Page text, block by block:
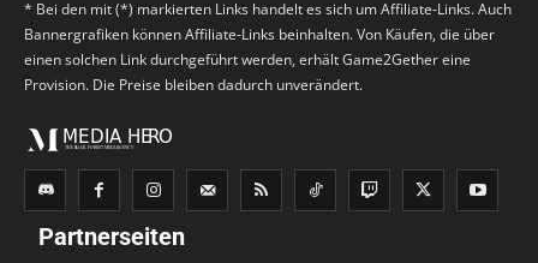
* Bei den mit (*) markierten Links handelt es sich um Affiliate-Links. Auch
Bannergrafiken können Affiliate-Links beinhalten. Von Käufen, die über
einen solchen Link durchgeführt werden, erhält Game2Gether eine
Provision. Die Preise bleiben dadurch unverändert.
Partnerseiten